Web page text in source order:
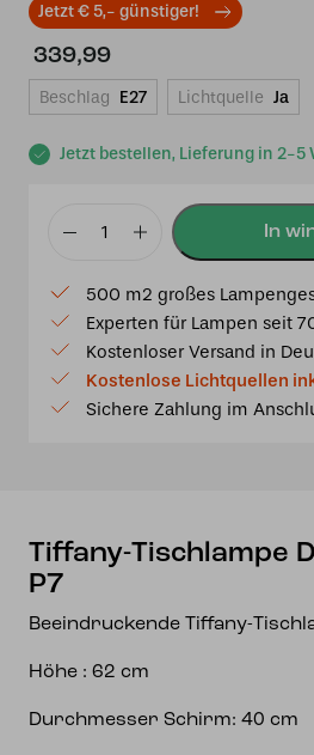
Jetzt € 5,- günstiger!
Jetzt bestellen, Lieferung in 2-5
339,99
Beschlag E27 Lichtquelle Ja
Tiffany-
Denmark
40
-
P7
Menge
500 m2 großes
Experten für Lampen seit
Kostenloser Versand in
Kostenlose Lichtquellen
Sichere Zahlung im
Tiffany-Tischlampe
P7
Beeindruckende Tiffany-
Höhe : 62 cm
Durchmesser Schirm: 40 cm